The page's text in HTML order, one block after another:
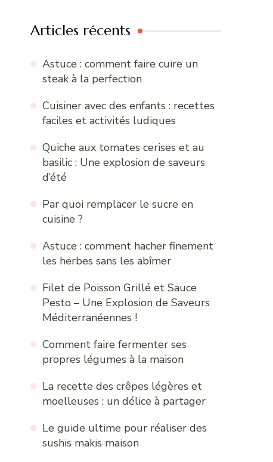
Articles récents
Astuce : comment faire cuire un
steak à la perfection
Cuisiner avec des enfants : recettes
faciles et activités ludiques
Quiche aux tomates cerises et au
basilic : Une explosion de saveurs
d’été
Par quoi remplacer le sucre en
cuisine ?
Astuce : comment hacher finement
les herbes sans les abîmer
Filet de Poisson Grillé et Sauce
Pesto – Une Explosion de Saveurs
Méditerranéennes !
Comment faire fermenter ses
propres légumes à la maison
La recette des crêpes légères et
moelleuses : un délice à partager
Le guide ultime pour réaliser des
sushis makis maison